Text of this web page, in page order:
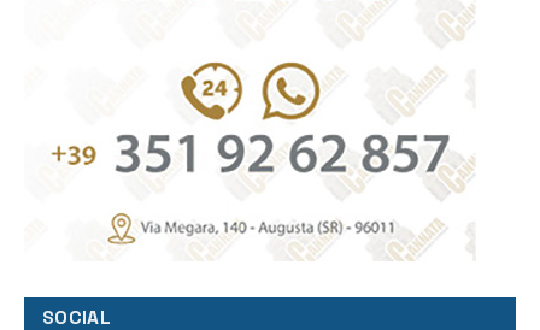
SOCIAL